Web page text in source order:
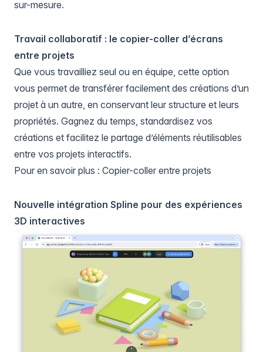
sur-mesure.
Travail collaboratif : le copier-coller d’écrans
entre projets
Que vous travailliez seul ou en équipe, cette option
vous permet de transférer facilement des créations d’un
projet à un autre, en conservant leur structure et leurs
propriétés. Gagnez du temps, standardisez vos
créations et facilitez le partage d’éléments réutilisables
entre vos projets interactifs.
Pour en savoir plus : Copier-coller entre projets
Nouvelle intégration Spline pour des expériences
3D interactives